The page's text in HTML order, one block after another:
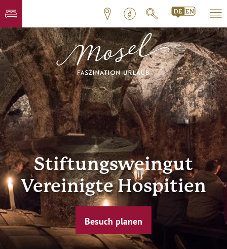
Stiftungsweingut
Vereinigte Hospitien
Besuch planen